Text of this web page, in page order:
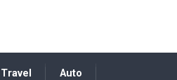
Travel Auto